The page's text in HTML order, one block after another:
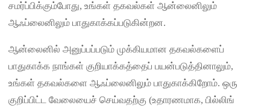
சமர்ப்பிக்கும்போது, ​​உங்கள் தகவல்கள் ஆன்லைனிலும்
ஆஃப்லைனிலும் பாதுகாக்கப்படுகின்றன.
ஆன்லைனில் அனுப்பப்படும் முக்கியமான தகவல்களைப்
பாதுகாக்க நாங்கள் குறியாக்கத்தைப் பயன்படுத்தினாலும்,
உங்கள் தகவல்களை ஆஃப்லைனிலும் பாதுகாக்கிறோம். ஒரு
குறிப்பிட்ட வேலையைச் செய்வதற்கு (உதாரணமாக, பில்லிங்